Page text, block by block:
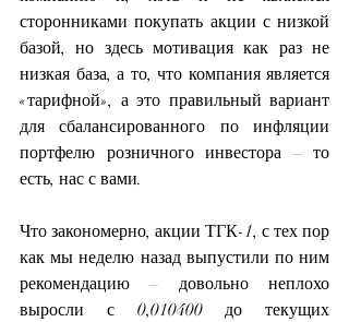
сторонниками покупать акции с низкой
базой, но здесь мотивация как раз не
низкая база, а то, что компания является
«тарифной», а это правильный вариант
для сбалансированного по инфляции
портфелю розничного инвестора – то
есть, нас с вами.
Что закономерно, акции ТГК-1, с тех пор
как мы неделю назад выпустили по ним
рекомендацию – довольно неплохо
выросли с 0,010400 до текущих